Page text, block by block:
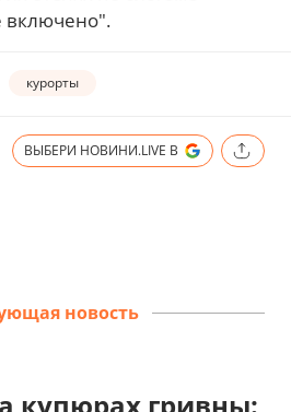
включено".
курорты
ВЫБЕРИ НОВИНИ.LIVE В
новость